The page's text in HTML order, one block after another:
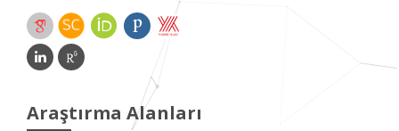
Araştırma Alanları